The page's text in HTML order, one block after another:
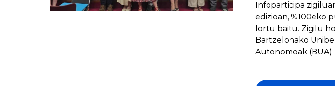
Infoparticipa
edizioan, %100eko
lortu baitu. Zigilu
Bartzelonako
Autonomoak (BUA)